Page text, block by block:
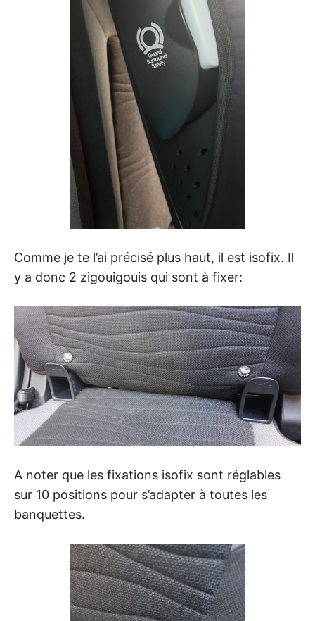
Comme je te l’ai précisé plus haut, il est isofix. Il
y a donc 2 zigouigouis qui sont à fixer:
A noter que les fixations isofix sont réglables
sur 10 positions pour s’adapter à toutes les
banquettes.